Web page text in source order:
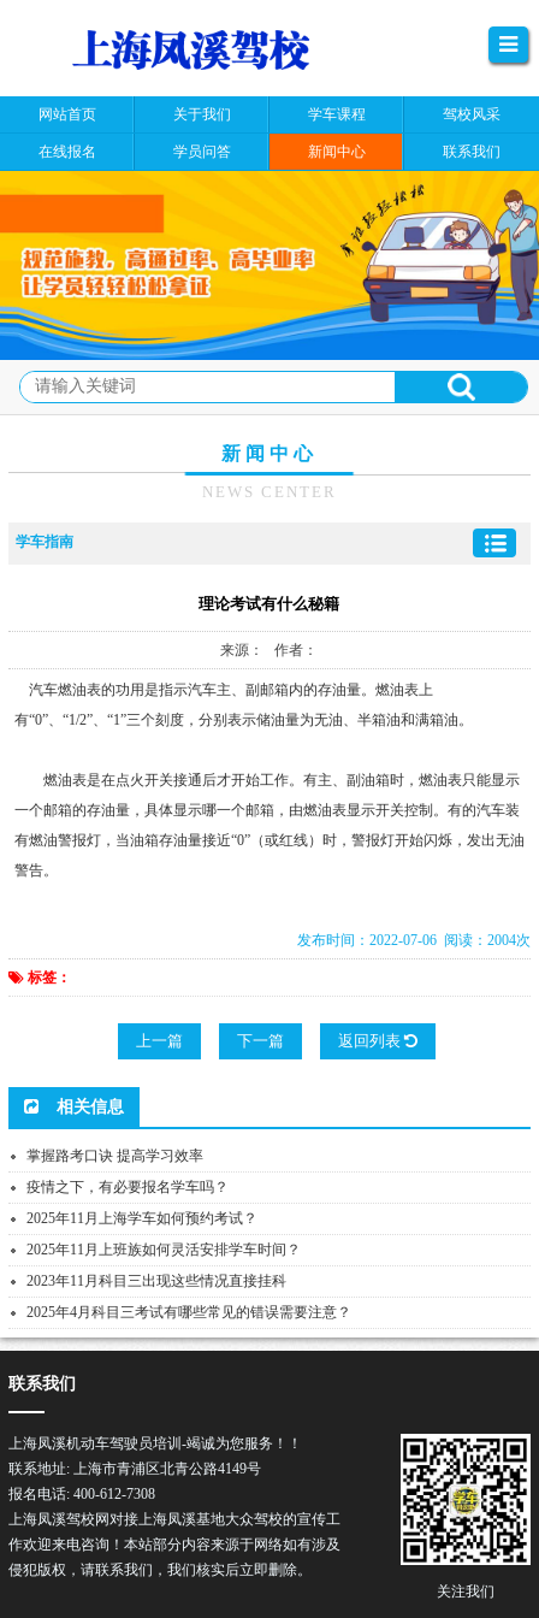
网站首页 关于我们 学车课程 驾校风采
在线报名 学员问答 新闻中心 联系我们
新闻中心
NEWS CENTER
学车指南
理论考试有什么秘籍
来源： 作者：
汽车燃油表的功用是指示汽车主、副邮箱内的存油量。燃油表上
有“0”、“1/2”、“1”三个刻度，分别表示储油量为无油、半箱油和满箱油。
燃油表是在点火开关接通后才开始工作。有主、副油箱时，燃油表只能显示
一个邮箱的存油量，具体显示哪一个邮箱，由燃油表显示开关控制。有的汽车装
有燃油警报灯，当油箱存油量接近“0”（或红线）时，警报灯开始闪烁，发出无油
警告。
发布时间：2022-07-06 阅读：2004次
标签：
上一篇 下一篇 返回列表
相关信息
掌握路考口诀 提高学习效率
疫情之下，有必要报名学车吗？
2025年11月上海学车如何预约考试？
2025年11月上班族如何灵活安排学车时间？
2023年11月科目三出现这些情况直接挂科
2025年4月科目三考试有哪些常见的错误需要注意？
关注我们
联系我们
上海凤溪机动车驾驶员培训-竭诚为您服务！！
联系地址: 上海市青浦区北青公路4149号
报名电话: 400-612-7308
上海凤溪驾校网对接上海凤溪基地大众驾校的宣传工
作欢迎来电咨询！本站部分内容来源于网络如有涉及
侵犯版权，请联系我们，我们核实后立即删除。